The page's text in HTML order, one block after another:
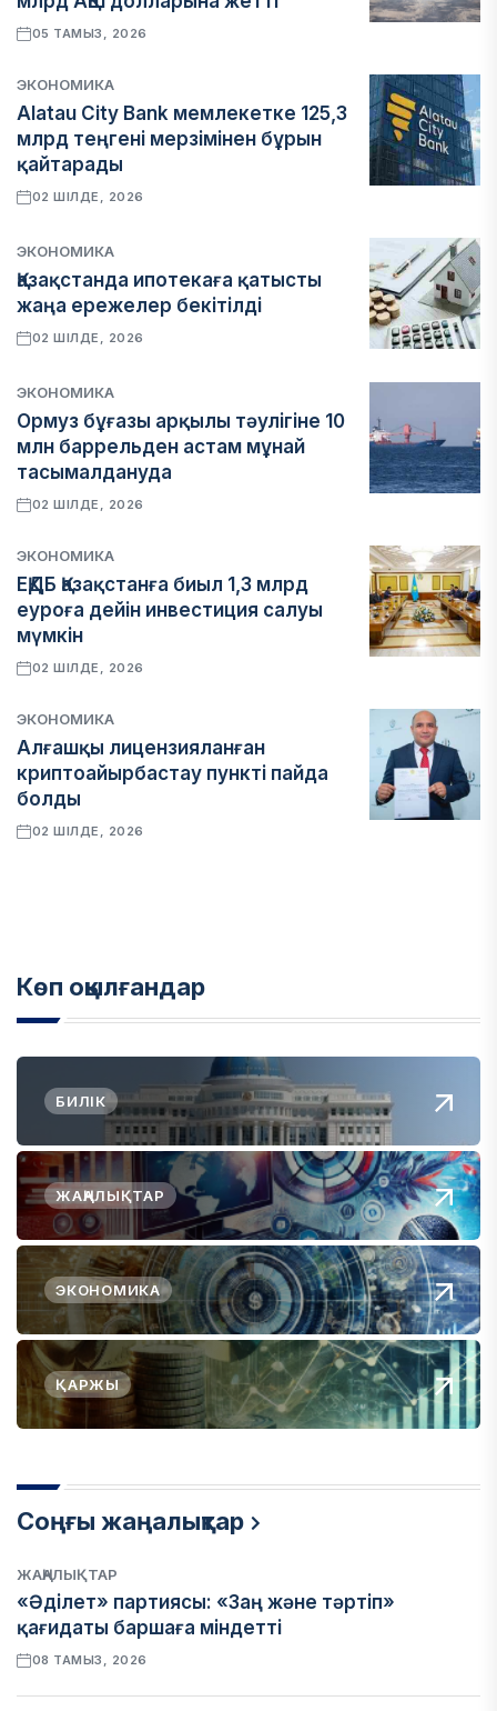
05 ТАМЫЗ, 2026
ЭКОНОМИКА
Alatau City Bank мемлекетке 125,3
млрд теңгені мерзімінен бұрын
қайтарады
02 ШІЛДЕ, 2026
ЭКОНОМИКА
Қазақстанда ипотекаға қатысты
жаңа ережелер бекітілді
02 ШІЛДЕ, 2026
ЭКОНОМИКА
Ормуз бұғазы арқылы тәулігіне 10
млн баррельден астам мұнай
тасымалдануда
02 ШІЛДЕ, 2026
ЭКОНОМИКА
ЕҚДБ Қазақстанға биыл 1,3 млрд
еуроға дейін инвестиция салуы
мүмкін
02 ШІЛДЕ, 2026
ЭКОНОМИКА
Алғашқы лицензияланған
криптоайырбастау пункті пайда
болды
02 ШІЛДЕ, 2026
Көп оқылғандар
БИЛІК
ЖАҢАЛЫҚТАР
ЭКОНОМИКА
ҚАРЖЫ
Соңғы жаңалықтар
ЖАҢАЛЫҚТАР
«Әділет» партиясы: «Заң және тәртіп»
қағидаты баршаға міндетті
08 ТАМЫЗ, 2026